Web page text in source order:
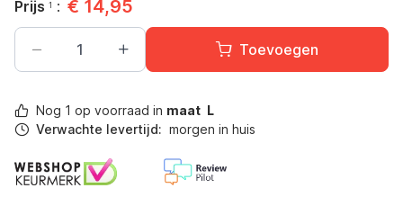
Prijs 1 : € 14,95
Toevoegen
Nog 1 op voorraad in maat L
Verwachte levertijd: morgen in huis